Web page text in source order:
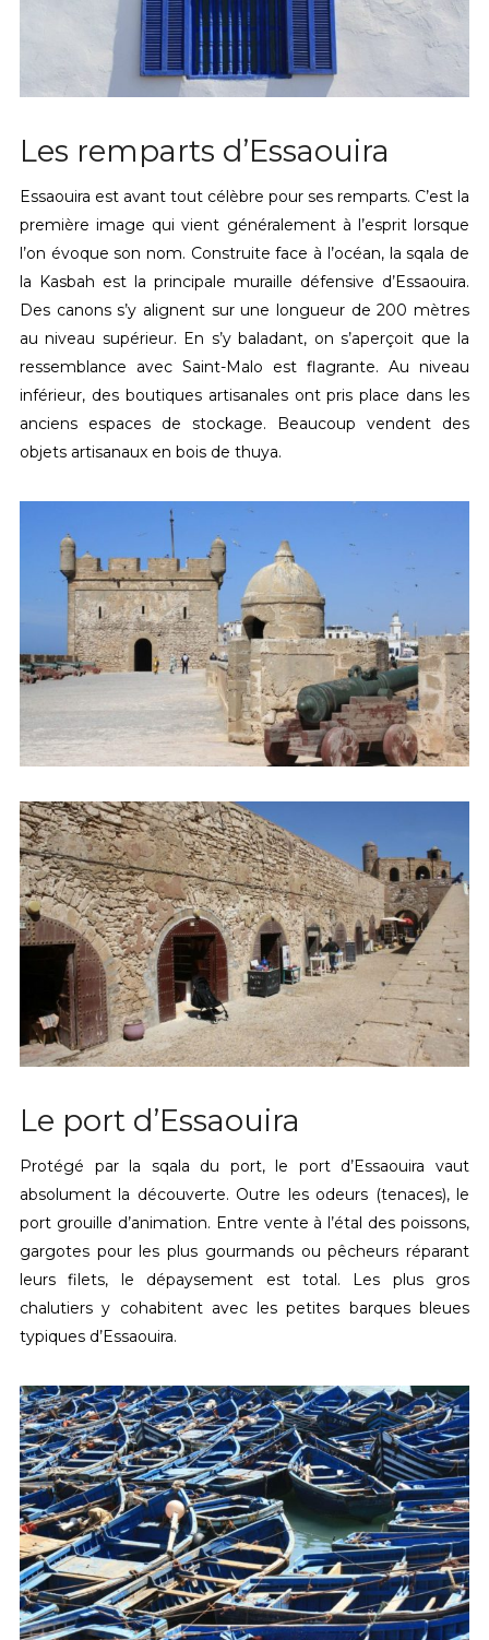
Les remparts d’Essaouira
Essaouira est avant tout célèbre pour ses remparts. C’est la
première image qui vient généralement à l’esprit lorsque
l’on évoque son nom. Construite face à l’océan, la sqala de
la Kasbah est la principale muraille défensive d’Essaouira.
Des canons s’y alignent sur une longueur de 200 mètres
au niveau supérieur. En s’y baladant, on s’aperçoit que la
ressemblance avec Saint-Malo est flagrante. Au niveau
inférieur, des boutiques artisanales ont pris place dans les
anciens espaces de stockage. Beaucoup vendent des
objets artisanaux en bois de thuya.
Le port d’Essaouira
Protégé par la sqala du port, le port d’Essaouira vaut
absolument la découverte. Outre les odeurs (tenaces), le
port grouille d’animation. Entre vente à l’étal des poissons,
gargotes pour les plus gourmands ou pêcheurs réparant
leurs filets, le dépaysement est total. Les plus gros
chalutiers y cohabitent avec les petites barques bleues
typiques d’Essaouira.